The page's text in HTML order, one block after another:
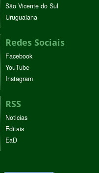
São Vicente do Sul
Uruguaiana
Redes Sociais
Facebook
YouTube
Instagram
RSS
Noticias
Editais
EaD